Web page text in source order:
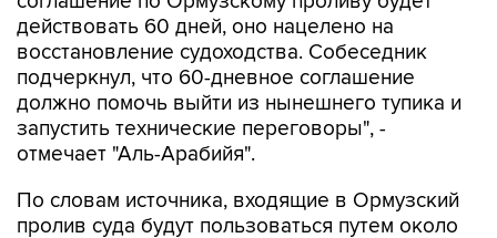
действовать 60 дней, оно нацелено на
восстановление судоходства. Собеседник
подчеркнул, что 60-дневное соглашение
должно помочь выйти из нынешнего тупика и
запустить технические переговоры", -
отмечает "Аль-Арабийя".
По словам источника, входящие в Ормузский
пролив суда будут пользоваться путем около